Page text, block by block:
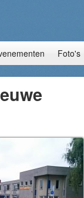
Foto's